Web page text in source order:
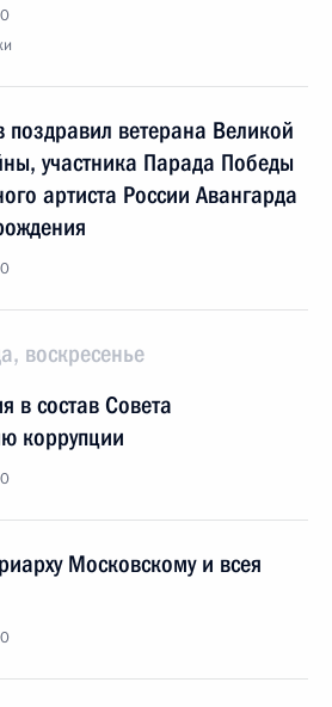
ветерана Великой
участника Парада Победы
артиста России Авангарда
воскресенье
в состав Совета
коррупции
Московскому и всея